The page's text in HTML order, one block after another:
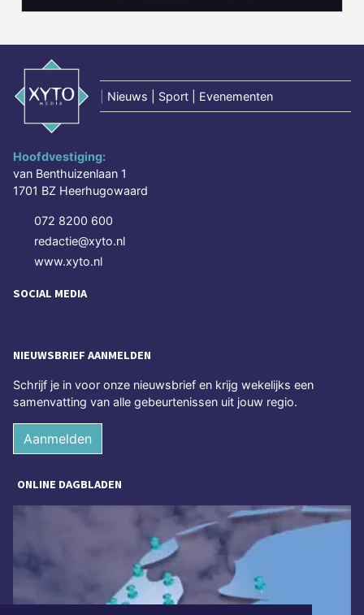
Nieuws | Sport | Evenementen
Hoofdvestiging:
van Benthuizenlaan 1
1701 BZ Heerhugowaard
072 8200 600
redactie@xyto.nl
www.xyto.nl
SOCIAL MEDIA
NIEUWSBRIEF AANMELDEN
Schrijf je in voor onze nieuwsbrief en krijg wekelijks een
samenvatting van alle gebeurtenissen uit jouw regio.
Aanmelden
ONLINE DAGBLADEN